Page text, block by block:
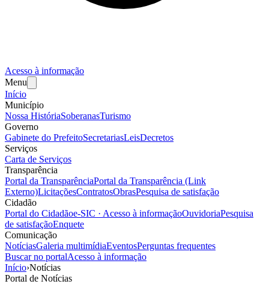
Acesso à informação
Menu
Início
Município
Nossa HistóriaSoberanasTurismo
Governo
Gabinete do PrefeitoSecretariasLeisDecretos
Serviços
Carta de Serviços
Transparência
Portal da TransparênciaPortal da Transparência (Link
Externo)LicitaçõesContratosObrasPesquisa de satisfação
Cidadão
Portal do Cidadãoe-SIC · Acesso à informaçãoOuvidoriaPesquisa
de satisfaçãoEnquete
Comunicação
NotíciasGaleria multimídiaEventosPerguntas frequentes
Buscar no portalAcesso à informação
Início›Notícias
Portal de Notícias